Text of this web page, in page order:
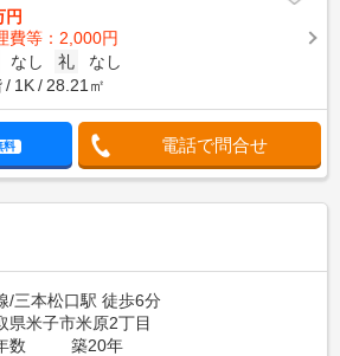
円
費等：2,000円
なし 礼
なし
1K 28.21㎡
料 電話で問合せ
/三本松口駅 徒歩6分
県米子市米原2丁目
数
築20年